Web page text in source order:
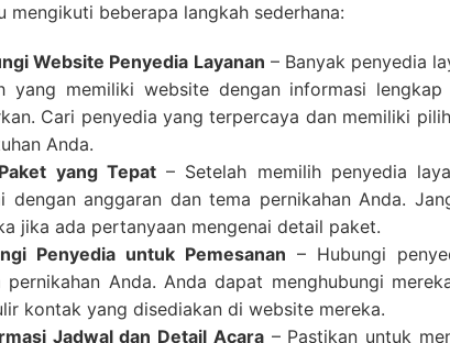
mengikuti beberapa langkah sederhana:
Website Penyedia Layanan – Banyak penyedia
yang memiliki website dengan informasi
Cari penyedia yang terpercaya dan memiliki
Anda.
yang Tepat– Setelah memilih penyedia
dengan anggaran dan tema pernikahan Anda.
jika ada pertanyaan mengenai detail paket.
Penyedia untuk Pemesanan – Hubungi
pernikahan Anda. Anda dapat menghubungi
kontak yang disediakan di website mereka.
Jadwal dan Detail Acara– Pastikan untuk